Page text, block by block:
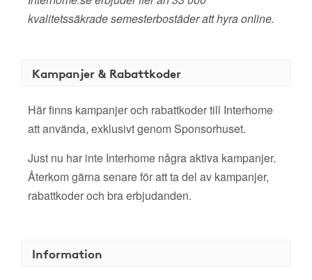
kvalitetssäkrade semesterbostäder att hyra online.
Kampanjer & Rabattkoder
Här finns kampanjer och rabattkoder till Interhome
att använda, exklusivt genom Sponsorhuset.
Just nu har inte Interhome några aktiva kampanjer.
Återkom gärna senare för att ta del av kampanjer,
rabattkoder och bra erbjudanden.
Information